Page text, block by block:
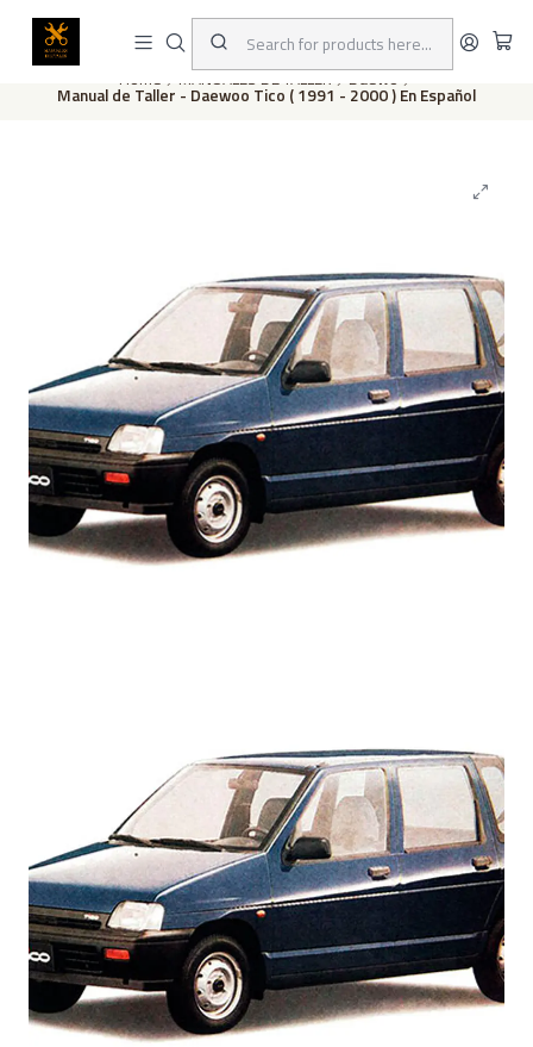
This is the slide text
Home MANUALES DE TALLER Daewo
Manual de Taller - Daewoo Tico ( 1991 - 2000 ) En Español